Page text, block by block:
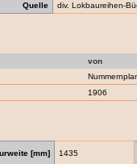
Quelle
div. Lokbaureihen-
von
1906
[mm] 1435